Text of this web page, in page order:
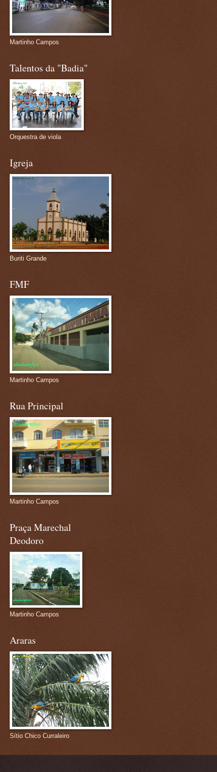
Martinho Campos
Talentos da "Badia"
Orquestra de viola
Igreja
Buriti Grande
FMF
Martinho Campos
Rua Principal
Martinho Campos
Praça Marechal
Deodoro
Martinho Campos
Araras
Sítio Chico Curraleiro